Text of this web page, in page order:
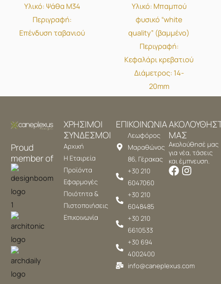
Υλικό: Ψάθα M34
Περιγραφή:
Επένδυση ταβανιού
Υλικό: Μπαμπού
φυσικό “white
quality” (βαμμένο)
Περιγραφή:
Κεφαλάρι κρεβατιού
Διάμετρος: 14-
20mm
Proud
member of
ΧΡΗΣΙΜΟΙ
ΣΥΝΔΕΣΜΟΙ
Αρχική
Η Εταιρεία
Προϊόντα
Εφαρμογές
Ποιότητα &
Πιστοποιήσεις
Επικοινωνία
ΕΠΙΚΟΙΝΩΝΙΑ
Λεωφόρος
Μαραθώνος
86, Γέρακας
+30 210
6047060
+30 210
6048485
+30 210
6610533
+30 694
4002400
info@caneplexus.com
ΜΑΣ
Ακολούθησέ μας
για νέα, τάσεις
και έμπνευση.